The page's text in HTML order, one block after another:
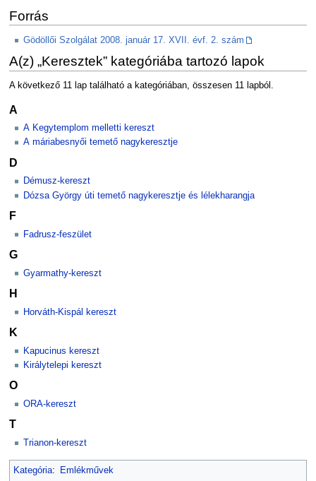
Forrás
Gödöllői Szolgálat 2008. január 17. XVII. évf. 2. szám
A(z) „Keresztek” kategóriába tartozó lapok
A következő 11 lap található a kategóriában, összesen 11 lapból.
A
A Kegytemplom melletti kereszt
A máriabesnyői temető nagykeresztje
D
Démusz-kereszt
Dózsa György úti temető nagykeresztje és lélekharangja
F
Fadrusz-feszület
G
Gyarmathy-kereszt
H
Horváth-Kispál kereszt
K
Kapucinus kereszt
Királytelepi kereszt
O
ORA-kereszt
T
Trianon-kereszt
Kategória: Emlékművek